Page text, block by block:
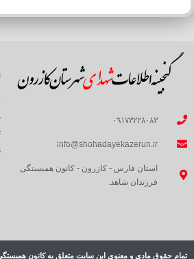
۰۹۱۷۳۲۲۸۰۸۳
info@shohadayekazerun.ir
استان فارس - کازرون - کانون همبستگی
فرزندان شاهد.
تمام حقوق مادی و معنوی این سایت متعلق به کانون